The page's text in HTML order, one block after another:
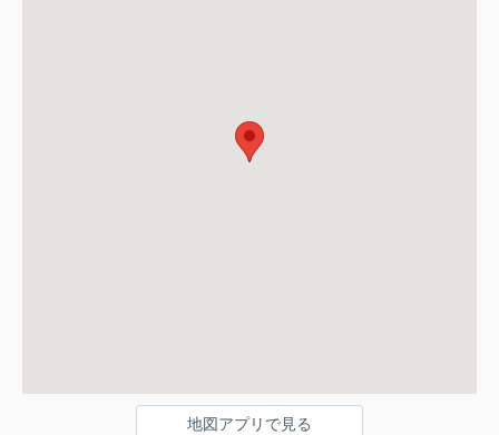
地図アプリで見る